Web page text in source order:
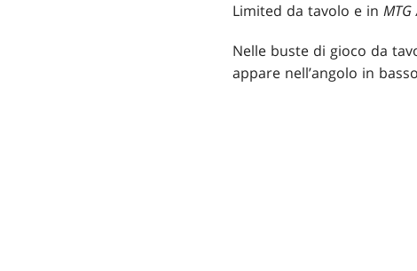
Limited da tavolo e in MTG
Nelle buste di gioco da
appare nell’angolo in